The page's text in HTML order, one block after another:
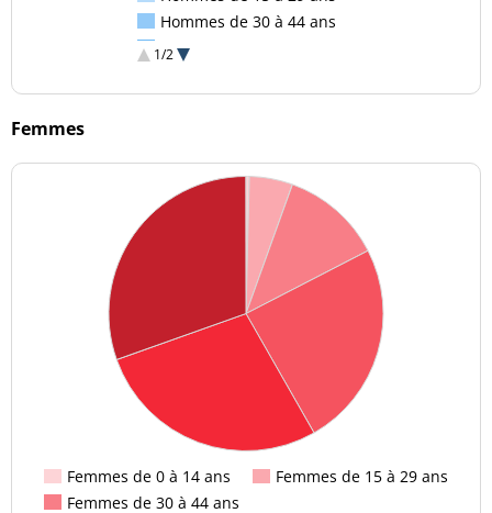
Hommes de 30 à 44 ans
Hommes de 45 à 59 ans
Hommes de 75 ans et plus
1/2
Femmes
Femmes de 0 à 14 ans
Femmes de 15 à 29 ans
Femmes de 30 à 44 ans